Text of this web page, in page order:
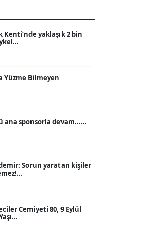
BAYSOY
Kenti’nde yaklaşık 2 bin
Yüzme Bilmeyen
ana sponsorla devam......
Sorun yaratan kişiler
Cemiyeti 80, 9 Eylül